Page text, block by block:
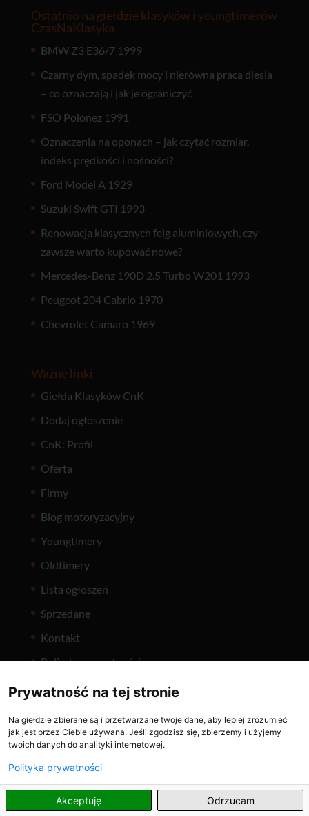
Ostatnio na giełdzie klasyków i youngtimerów
CzasNaKlasyka
BMW Z3 E36/7 1999
Czarny dym, spadek mocy i nierówna praca diesla
– co oznaczają i jak je ograniczyć
FSO Polonez 1991
Oznaczenia na oponach – jak czytać rozmiar,
indeks prędkości i nośności?
Ford Model A 1929
Suzuki Swift GTI 1993
Renowacja klasycznych felg aluminiowych, czy
zawsze warto kupować nowe?
Mercedes-Benz 190D 2.5 Turbo W201 1993
Peugeot 204 Cabrio 1970
Chevrolet Camaro 1969
Ważne linki
Giełda Klasyków CnK
Dodaj ogłoszenie
CnK: Profil
Oferta
Firmy
Blog motoryzacyjny
Youngtimery
Oldtimery
Lista ogłoszeń
Sprzedane
Kontakt
Polityka prywatności
PL
Prywatność na tej stronie
Na giełdzie zbierane są i przetwarzane twoje dane, aby lepiej zrozumieć
jak jest przez Ciebie używana. Jeśli zgodzisz się, zbierzemy i użyjemy
twoich danych do analityki internetowej.
Polityka prywatności
Akceptuję Odrzucam